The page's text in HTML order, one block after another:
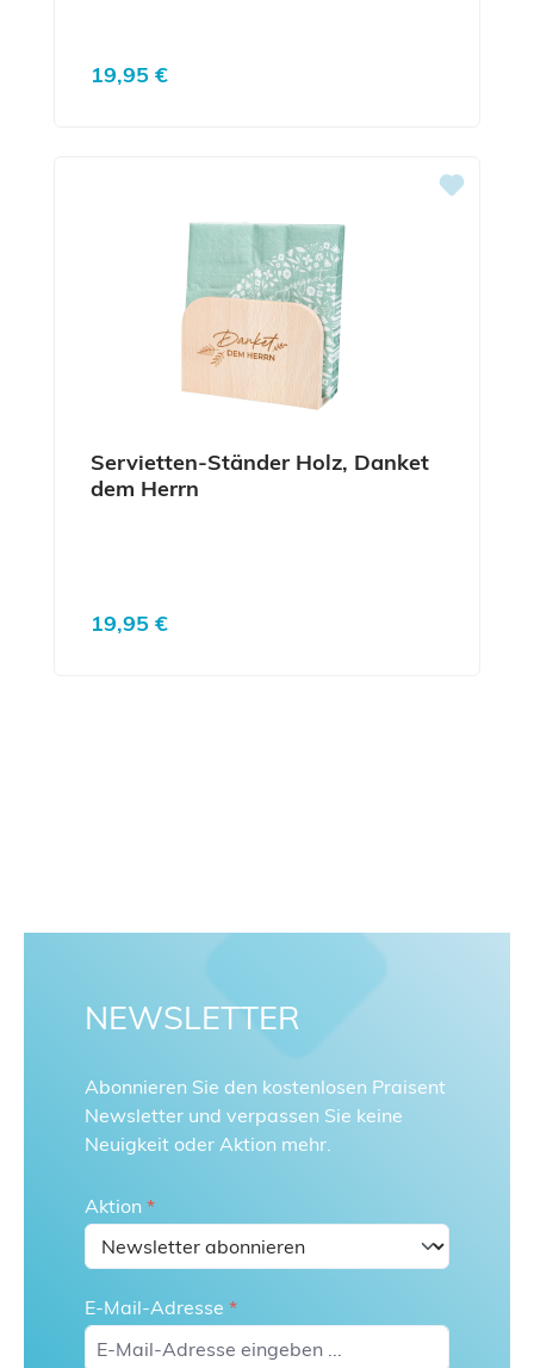
Regulärer Preis:
19,95 €
Servietten-Ständer Holz, Danket
dem Herrn
Regulärer Preis:
19,95 €
NEWSLETTER
Abonnieren Sie den kostenlosen Praisent
Newsletter und verpassen Sie keine
Neuigkeit oder Aktion mehr.
Aktion *
E-Mail-Adresse *